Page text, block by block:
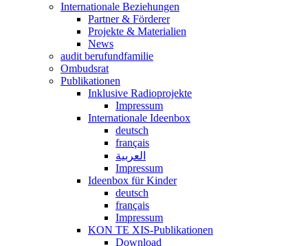
Internationale Beziehungen
Partner & Förderer
Projekte & Materialien
News
audit berufundfamilie
Ombudsrat
Publikationen
Inklusive Radioprojekte
Impressum
Internationale Ideenbox
deutsch
français
العربية
Impressum
Ideenbox für Kinder
deutsch
français
Impressum
KON TE XIS-Publikationen
Download